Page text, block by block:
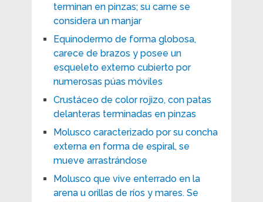
terminan en pinzas; su carne se
considera un manjar
Equinodermo de forma globosa,
carece de brazos y posee un
esqueleto externo cubierto por
numerosas púas móviles
Crustáceo de color rojizo, con patas
delanteras terminadas en pinzas
Molusco caracterizado por su concha
externa en forma de espiral, se
mueve arrastrándose
Molusco que vive enterrado en la
arena u orillas de ríos y mares. Se